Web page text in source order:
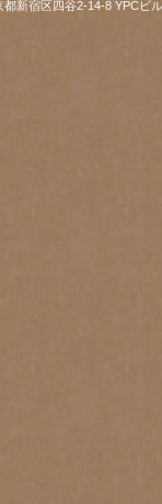
新宿区四谷2-14-8 YPCビ